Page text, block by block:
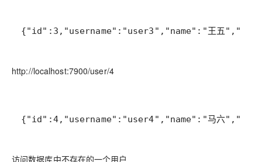
{"id":3,"username":"user3","name":"王五
http://localhost:7900/user/4
{"id":4,"username":"user4","name":"马六
访问数据库中不存在的一个用户